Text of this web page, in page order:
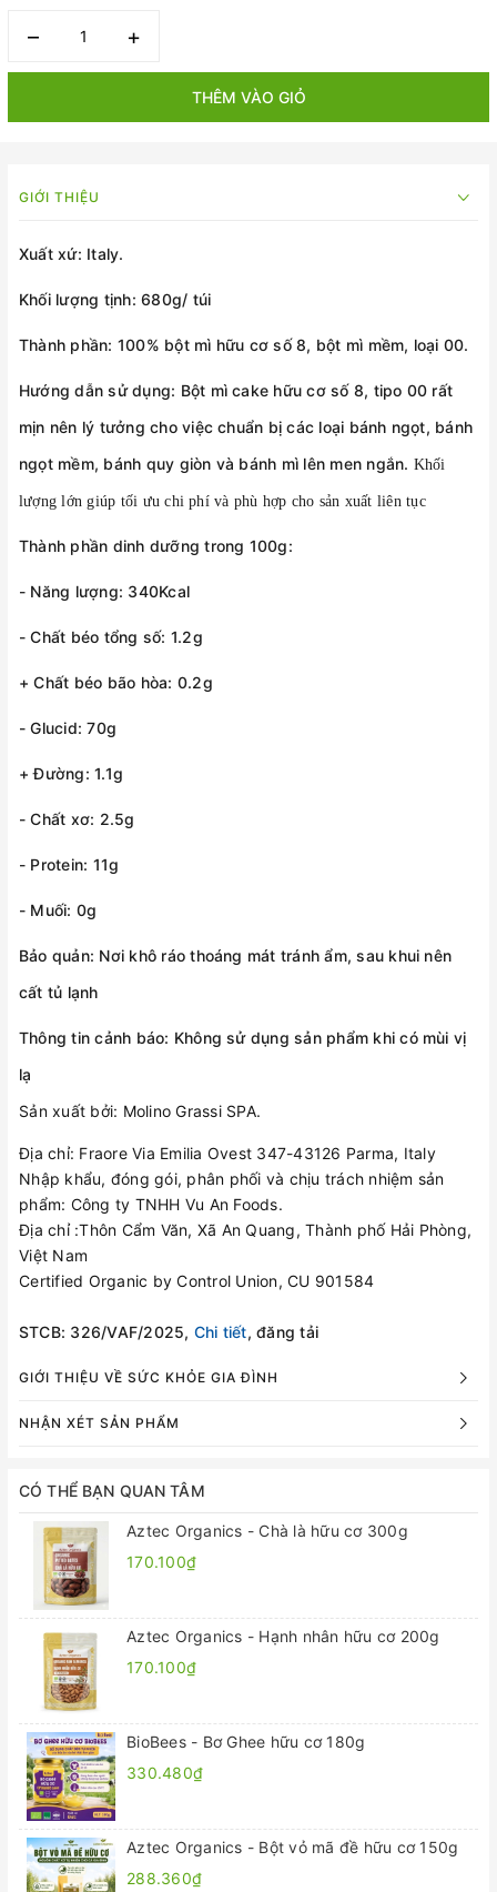
– +
THÊM VÀO GIỎ
GIỚI THIỆU
Xuất xứ: Italy.
Khối lượng tịnh: 680g/ túi
Thành phần: 100% bột mì hữu cơ số 8, bột mì mềm, loại 00.
Hướng dẫn sử dụng: Bột mì cake hữu cơ số 8, tipo 00 rất
mịn nên lý tưởng cho việc chuẩn bị các loại bánh ngọt, bánh
ngọt mềm, bánh quy giòn và bánh mì lên men ngắn. Khối
lượng lớn giúp tối ưu chi phí và phù hợp cho sản xuất liên tục
Thành phần dinh dưỡng trong 100g:
- Năng lượng: 340Kcal
- Chất béo tổng số: 1.2g
+ Chất béo bão hòa: 0.2g
- Glucid: 70g
+ Đường: 1.1g
- Chất xơ: 2.5g
- Protein: 11g
- Muối: 0g
Bảo quản: Nơi khô ráo thoáng mát tránh ẩm, sau khui nên
cất tủ lạnh
Thông tin cảnh báo: Không sử dụng sản phẩm khi có mùi vị
lạ
Sản xuất bởi: Molino Grassi SPA.
Địa chỉ: Fraore Via Emilia Ovest 347-43126 Parma, Italy
Nhập khẩu, đóng gói, phân phối và chịu trách nhiệm sản
phẩm: Công ty TNHH Vu An Foods.
Địa chỉ :Thôn Cẩm Văn, Xã An Quang, Thành phố Hải Phòng,
Việt Nam
Certified Organic by Control Union, CU 901584
STCB: 326/VAF/2025, Chi tiết, đăng tải
GIỚI THIỆU VỀ SỨC KHỎE GIA ĐÌNH
NHẬN XÉT SẢN PHẨM
CÓ THỂ BẠN QUAN TÂM
Aztec Organics - Chà là hữu cơ 300g
170.100₫
Aztec Organics - Hạnh nhân hữu cơ 200g
170.100₫
BioBees - Bơ Ghee hữu cơ 180g
330.480₫
Aztec Organics - Bột vỏ mã đề hữu cơ 150g
288.360₫